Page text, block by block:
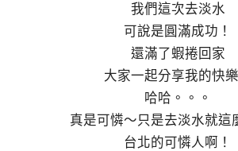
我們這次去淡水
可說是圓滿成功！
還滿了蝦捲回家
大家一起分享我的快樂
哈哈。。。
真是可憐～只是去淡水就這
台北的可憐人啊！